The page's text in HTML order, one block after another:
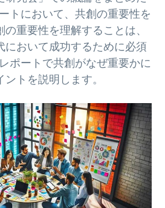
トにおいて、共創の重要性を
重要性を理解することは、
において成功するために必須
ポートで共創がなぜ重要かに
トを説明します。